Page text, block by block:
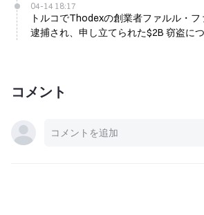
04-14 18:17
トルコでThodexの創業者ファルル・
逮捕され、申し立てられた$2B 窃盗に
コメント